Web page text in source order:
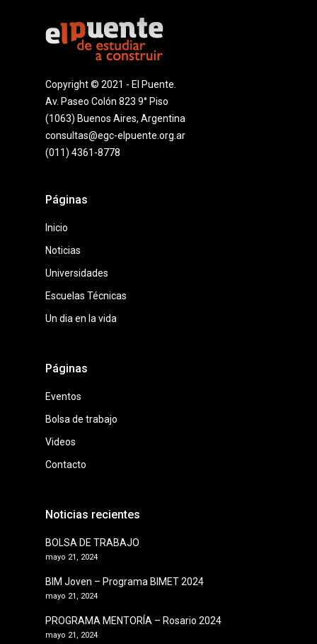
Copyright © 2021 - El Puente.
Av. Paseo Colón 823 9° Piso
(1063) Buenos Aires, Argentina
consultas@egc-elpuente.org.ar
(011) 4361-8778
Páginas
Inicio
Noticias
Universidades
Escuelas Técnicas
Un dia en la vida
Páginas
Eventos
Bolsa de trabajo
Videos
Contacto
Noticias recientes
BOLSA DE TRABAJO
mayo 21, 2024
BIM Joven – Programa BIMET 2024
mayo 21, 2024
PROGRAMA MENTORÍA – Rosario 2024
mayo 21, 2024